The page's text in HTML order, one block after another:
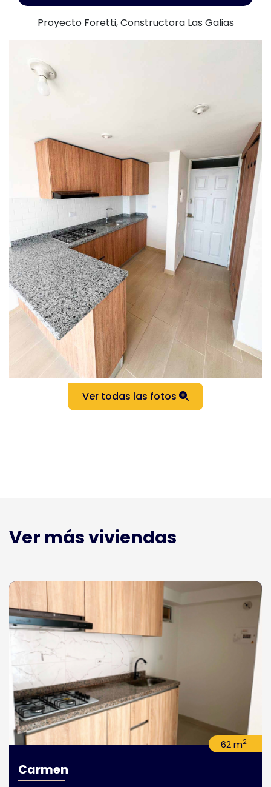
Proyecto Foretti, Constructora Las Galias
Ver todas las fotos
Ver más viviendas
62 m2
Carmen